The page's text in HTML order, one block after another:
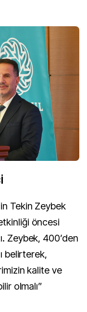
Tekin Zeybek
öncesi
Zeybek, 400’den
belirterek,
kalite ve
olmalı”